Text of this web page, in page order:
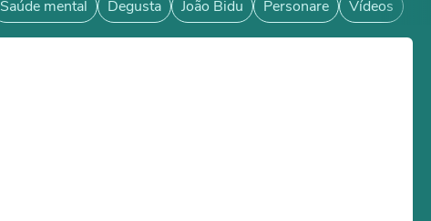
Saúde mental Degusta João Bidu Personare Vídeos